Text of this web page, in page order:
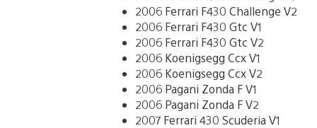
2006 Ferrari F430 Challenge V2
2006 Ferrari F430 Gtc V1
2006 Ferrari F430 Gtc V2
2006 Koenigsegg Ccx V1
2006 Koenigsegg Ccx V2
2006 Pagani Zonda F V1
2006 Pagani Zonda F V2
2007 Ferrari 430 Scuderia V1